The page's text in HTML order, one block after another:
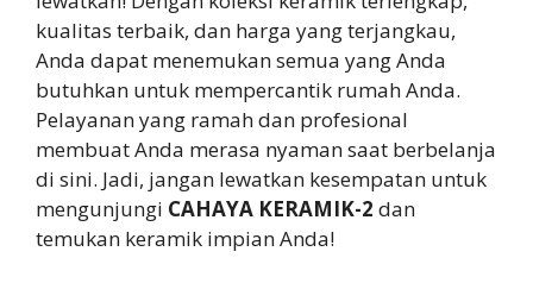
kualitas terbaik, dan harga yang terjangkau,
Anda dapat menemukan semua yang Anda
butuhkan untuk mempercantik rumah Anda.
Pelayanan yang ramah dan profesional
membuat Anda merasa nyaman saat berbelanja
di sini. Jadi, jangan lewatkan kesempatan untuk
mengunjungi CAHAYA KERAMIK-2 dan
temukan keramik impian Anda!